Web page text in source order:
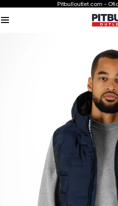
Pitbulloutlet.com -